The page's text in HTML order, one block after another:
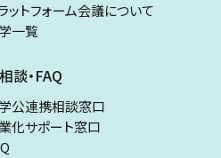
ットフォーム会議について
一覧
相談・FAQ
公連携相談窓口
化サポート窓口